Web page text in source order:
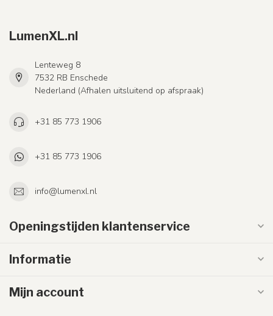
LumenXL.nl
Lenteweg 8
7532 RB Enschede
Nederland (Afhalen uitsluitend op afspraak)
+31 85 773 1906
+31 85 773 1906
info@lumenxl.nl
Openingstijden klantenservice
Informatie
Mijn account